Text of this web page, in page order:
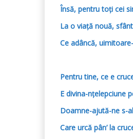
Însă, pentru toți cei
La o viață nouă,
Ce adâncă,
Pentru tine, ce e
E divina-nțelepciune
Doamne-ajută-ne s-
Care urcă pân’ la